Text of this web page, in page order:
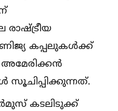
കപ്പലുകള്‍ക്ക്
അമേരിക്കൻ
സൂചിപ്പിക്കുന്നത്.
കടലിടുക്ക്